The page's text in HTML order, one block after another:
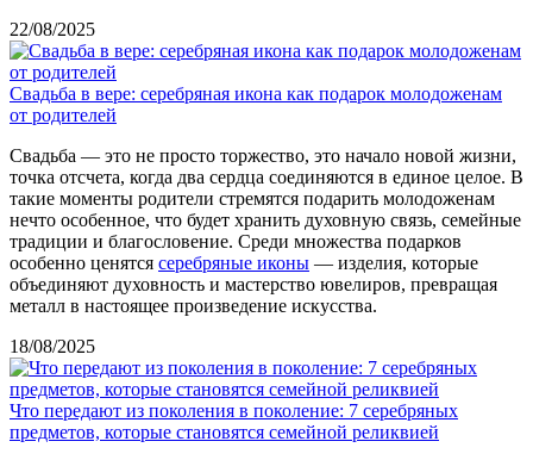
22/08/2025
Свадьба в вере: серебряная икона как подарок молодоженам
от родителей
Свадьба — это не просто торжество, это начало новой жизни,
точка отсчета, когда два сердца соединяются в единое целое. В
такие моменты родители стремятся подарить молодоженам
нечто особенное, что будет хранить духовную связь, семейные
традиции и благословение. Среди множества подарков
особенно ценятся серебряные иконы — изделия, которые
объединяют духовность и мастерство ювелиров, превращая
металл в настоящее произведение искусства.
18/08/2025
Что передают из поколения в поколение: 7 серебряных
предметов, которые становятся семейной реликвией